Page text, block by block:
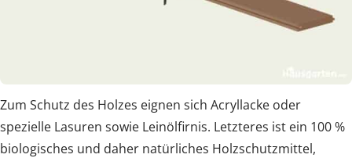
Zum Schutz des Holzes eignen sich Acryllacke oder
spezielle Lasuren sowie Leinölfirnis. Letzteres ist ein 100 %
biologisches und daher natürliches Holzschutzmittel,